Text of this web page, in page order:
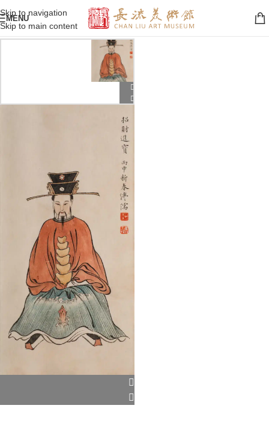
Skip to navigation
Skip to main content
MENU